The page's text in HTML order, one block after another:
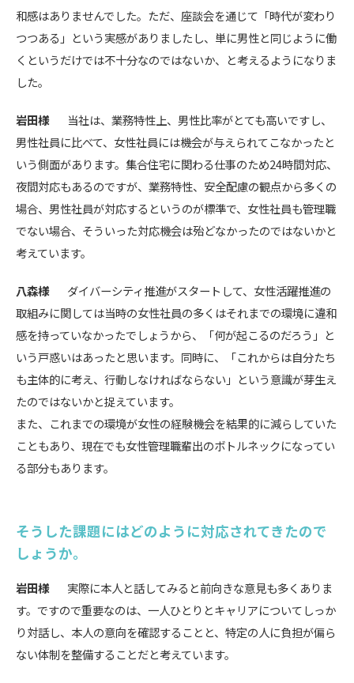
和感はありませんでした。ただ、座談会を通じて「時代が変わり
つつある」という実感がありましたし、単に男性と同じように働
くというだけでは不十分なのではないか、と考えるようになりま
した。
岩田様
当社は、業務特性上、男性比率がとても高いですし、
男性社員に比べて、女性社員には機会が与えられてこなかったと
いう側面があります。集合住宅に関わる仕事のため24時間対応、
夜間対応もあるのですが、業務特性、安全配慮の観点から多くの
場合、男性社員が対応するというのが標準で、女性社員も管理職
でない場合、そういった対応機会は殆どなかったのではないかと
考えています。
八森様
ダイバーシティ推進がスタートして、女性活躍推進の
取組みに関しては当時の女性社員の多くはそれまでの環境に違和
感を持っていなかったでしょうから、「何が起こるのだろう」と
いう戸惑いはあったと思います。同時に、「これからは自分たち
も主体的に考え、行動しなければならない」という意識が芽生え
たのではないかと捉えています。
また、これまでの環境が女性の経験機会を結果的に減らしていた
こともあり、現在でも女性管理職輩出のボトルネックになってい
る部分もあります。
そうした課題にはどのように対応されてきたので
しょうか。
岩田様
実際に本人と話してみると前向きな意見も多くありま
す。ですので重要なのは、一人ひとりとキャリアについてしっか
り対話し、本人の意向を確認することと、特定の人に負担が偏ら
ない体制を整備することだと考えています。